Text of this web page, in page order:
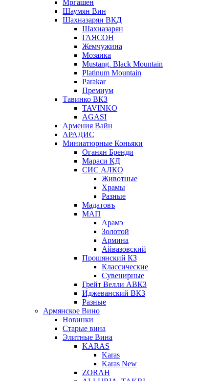
Мргашен
Шаумян Вин
Шахназарян ВКД
Шахназарян
ГАЯСОН
Жемчужина
Мозаика
Mustang. Black Mountain
Platinum Mountain
Parakar
Премиум
Тавинко ВКЗ
TAVINKO
AGASI
Армения Вайн
АРАДИС
Миниатюрные Коньяки
Оганян Бренди
Мараси КД
СИС АЛКО
Животные
Храмы
Разные
Мадатовъ
МАП
Арамэ
Золотой
Армина
Айвазовский
Прошянский КЗ
Классические
Сувенирные
Грейт Велли АВКЗ
Иджеванский ВКЗ
Разные
Армянское Вино
Новинки
Старые вина
Элитные Вина
KARAS
Karas
Karas New
ZORAH